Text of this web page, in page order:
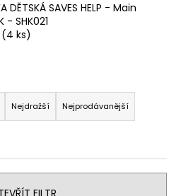
DĚTSKÁ SAVES HELP - Main
- SHK021
(4 ks)
Nejdražší Nejprodávanější